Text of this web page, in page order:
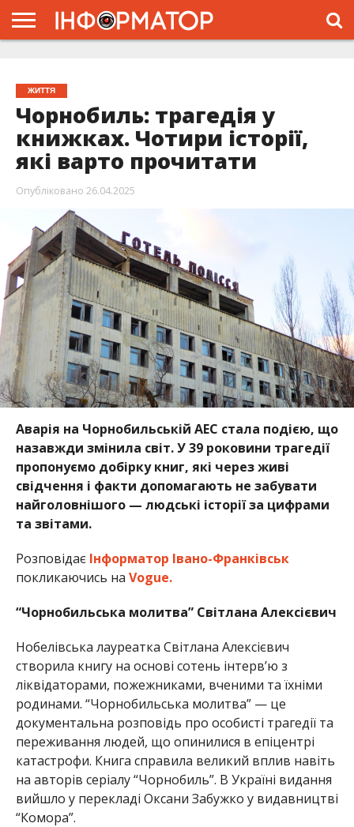
ЖИТТЯ
Чорнобиль: трагедія у
книжках. Чотири історії,
які варто прочитати
Опубліковано 26.04.2025
Аварія на Чорнобильській АЕС стала подією, що
назавжди змінила світ. У 39 роковини трагедії
пропонуємо добірку книг, які через живі
свідчення і факти допомагають не забувати
найголовнішого — людські історії за цифрами
та звітами.
Розповідає Інформатор Івано-Франківськ
покликаючись на Vogue.
“Чорнобильська молитва” Світлана Алексієвич
Нобелівська лауреатка Світлана Алексієвич
створила книгу на основі сотень інтерв’ю з
ліквідаторами, пожежниками, вченими та їхніми
родинами. “Чорнобильська молитва” — це
документальна розповідь про особисті трагедії та
переживання людей, що опинилися в епіцентрі
катастрофи. Книга справила великий вплив навіть
на авторів серіалу “Чорнобиль”. В Україні видання
вийшло у перекладі Оксани Забужко у видавництві
“Комора”.